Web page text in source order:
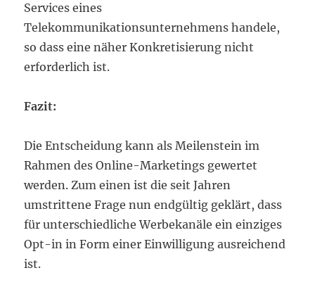
Services eines
Telekommunikationsunternehmens handele,
so dass eine näher Konkretisierung nicht
erforderlich ist.
Fazit:
Die Entscheidung kann als Meilenstein im
Rahmen des Online-Marketings gewertet
werden. Zum einen ist die seit Jahren
umstrittene Frage nun endgültig geklärt, dass
für unterschiedliche Werbekanäle ein einziges
Opt-in in Form einer Einwilligung ausreichend
ist.